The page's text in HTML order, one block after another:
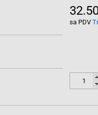
sa PDV